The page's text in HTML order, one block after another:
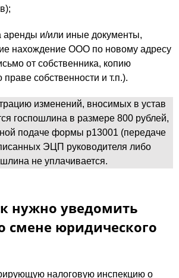
аренды и/или иные документы,
нахождение ООО по новому адресу
от собственника, копию
праве собственности и т.п.).
изменений, вносимых в устав
госпошлина в размере 800 рублей,
подаче формы р13001 (передаче
ЭЦП руководителя либо
не уплачивается.
нужно уведомить
смене юридического
налоговую инспекцию о